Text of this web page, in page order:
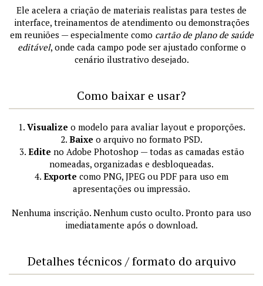
Ele acelera a criação de materiais realistas para testes de
interface, treinamentos de atendimento ou demonstrações
em reuniões — especialmente como cartão de plano de saúde
editável, onde cada campo pode ser ajustado conforme o
cenário ilustrativo desejado.
Como baixar e usar?
1. Visualize o modelo para avaliar layout e proporções.
2. Baixe o arquivo no formato PSD.
3. Edite no Adobe Photoshop — todas as camadas estão
nomeadas, organizadas e desbloqueadas.
4. Exporte como PNG, JPEG ou PDF para uso em
apresentações ou impressão.
Nenhuma inscrição. Nenhum custo oculto. Pronto para uso
imediatamente após o download.
Detalhes técnicos / formato do arquivo